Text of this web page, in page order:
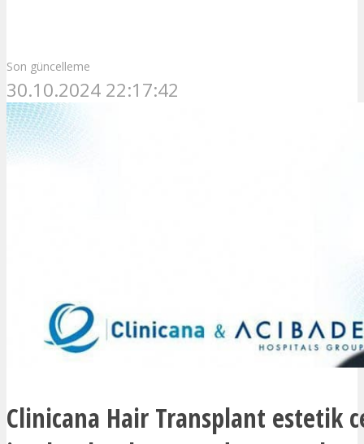
Son güncelleme
30.10.2024 22:17:42
Clinicana Hair Transplant estetik